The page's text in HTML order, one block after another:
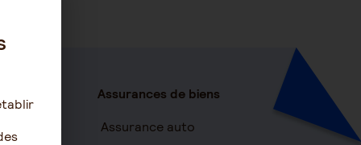
services
Assurances de biens
Assurance auto